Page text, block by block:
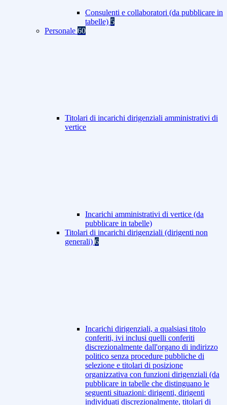
Consulenti e collaboratori (da pubblicare in
tabelle) 5
Personale 60
Titolari di incarichi dirigenziali amministrativi di
vertice
Incarichi amministrativi di vertice (da
pubblicare in tabelle)
Titolari di incarichi dirigenziali (dirigenti non
generali) 6
Incarichi dirigenziali, a qualsiasi titolo
conferiti, ivi inclusi quelli conferiti
discrezionalmente dall'organo di indirizzo
politico senza procedure pubbliche di
selezione e titolari di posizione
organizzativa con funzioni dirigenziali (da
pubblicare in tabelle che distinguano le
seguenti situazioni: dirigenti, dirigenti
individuati discrezionalmente, titolari di